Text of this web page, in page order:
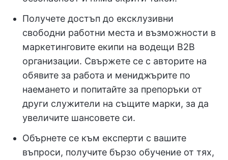
Получете достъп до ексклузивни
свободни работни места и възможности в
маркетинговите екипи на водещи B2B
организации. Свържете се с авторите на
обявите за работа и мениджърите по
наемането и попитайте за препоръки от
други служители на същите марки, за да
увеличите шансовете си.
Обърнете се към експерти с вашите
въпроси, получите бързо обучение от тях,